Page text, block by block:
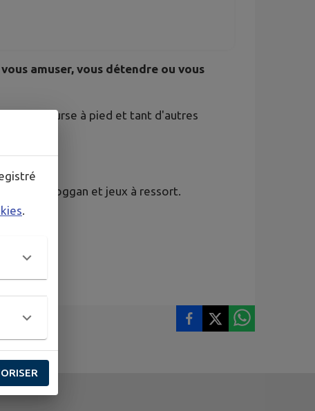
amuser, vous détendre ou vous
course à pied et tant d'autres
avec toboggan et jeux à ressort.
.